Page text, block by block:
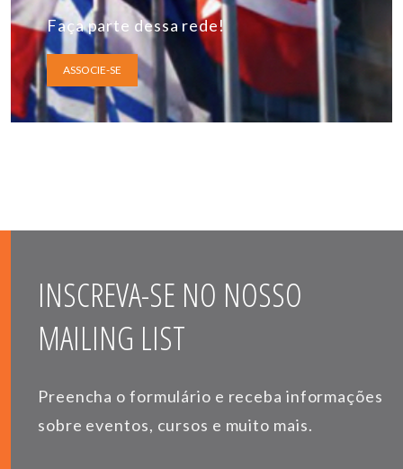
Faça parte dessa rede!
ASSOCIE-SE
INSCREVA-SE NO NOSSO
MAILING LIST
Preencha o formulário e receba informações
sobre eventos, cursos e muito mais.